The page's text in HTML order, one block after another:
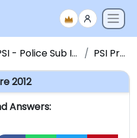
- Police Sub Inspector PSI Pre 2012
2012
Answers: